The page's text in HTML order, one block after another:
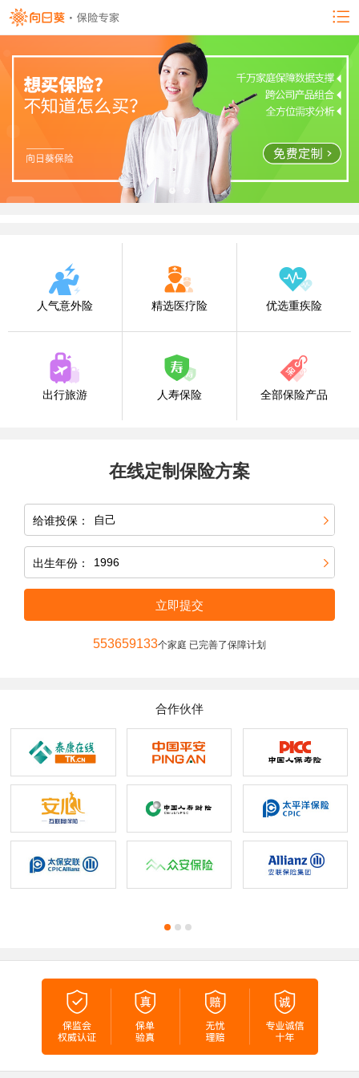
人气意外险 精选医疗险 优选重疾险
出行旅游 人寿保险 全部保险产品
在线定制保险方案
给谁投保：
出生年份：
立即提交
553659133个家庭 已完善了保障计划
合作伙伴